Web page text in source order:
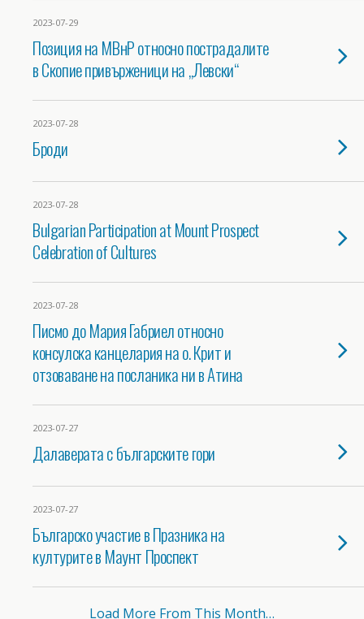
2023-07-29
Позиция на МВнР относно пострадалите
в Скопие привърженици на „Левски“
2023-07-28
Броди
2023-07-28
Bulgarian Participation at Mount Prospect
Celebration of Cultures
2023-07-28
Писмо до Мария Габриел относно
консулска канцелария на о. Крит и
отзоваване на посланика ни в Атина
2023-07-27
Далаверата с българските гори
2023-07-27
Българско участие в Празника на
културите в Маунт Проспект
Load More From This Month…